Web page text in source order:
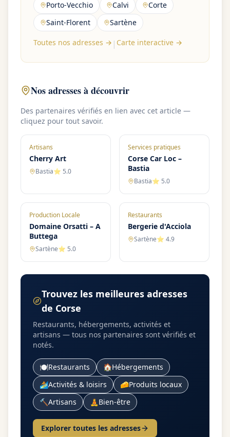
Porto-Vecchio Calvi
Corte
Saint-Florent
Sartène
Toutes nos adresses → | Carte interactive →
Nos adresses à découvrir
Des partenaires vérifiés en lien avec cet article —
cliquez pour tout savoir.
Artisans
Cherry Art
Bastia⭐ 5.0
Services pratiques
Corse Car Loc –
Bastia
Bastia⭐ 5.0
Production Locale
Domaine Orsatti – A
Buttega
Sartène⭐ 5.0
Restaurants
Bergerie d'Acciola
Sartène⭐ 4.9
Trouvez les meilleures adresses
de Corse
Restaurants, hébergements, activités et
artisans — tous nos partenaires sont vérifiés et
notés.
🍽️Restaurants 🏠Hébergements
🏄Activités & loisirs 🧀Produits locaux
🔨Artisans 🧘Bien-être
Explorer toutes les adresses